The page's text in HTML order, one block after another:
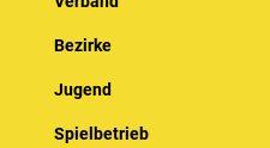
Bezirke
Jugend
Spielbetrieb